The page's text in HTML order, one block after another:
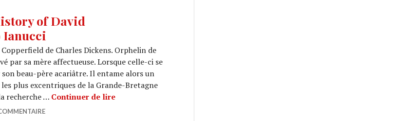
of David
Ianucci
de Charles Dickens. Orphelin de
par sa mère affectueuse. Lorsque celle-ci se
beau-père acariâtre. Il entame alors un
plus excentriques de la Grande-Bretagne
recherche … Continuer de lireCINEMA « The Personal History of David Copperfield » de Armando Ianucci